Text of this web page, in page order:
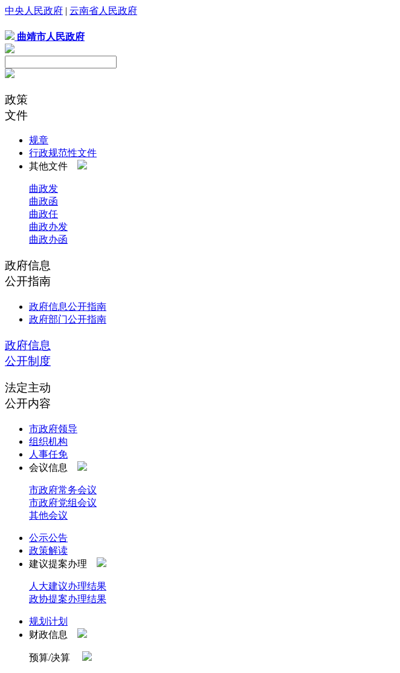
中央人民政府 | 云南省人民政府
曲靖市人民政府
政策
文件
规章
行政规范性文件
其他文件
曲政发
曲政函
曲政任
曲政办发
曲政办函
政府信息
公开指南
政府信息公开指南
政府部门公开指南
政府信息
公开制度
法定主动
公开内容
市政府领导
组织机构
人事任免
会议信息
市政府常务会议
市政府党组会议
其他会议
公示公告
政策解读
建议提案办理
人大建议办理结果
政协提案办理结果
规划计划
财政信息
预算/决算